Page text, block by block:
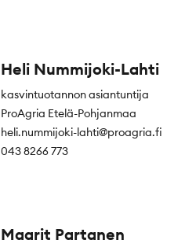
Heli Nummijoki-Lahti
kasvintuotannon asiantuntija
ProAgria Etelä-Pohjanmaa
heli.nummijoki-lahti@proagria.fi
043 8266 773
Maarit Partanen